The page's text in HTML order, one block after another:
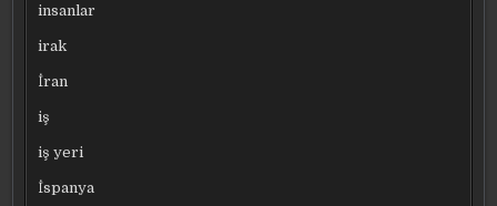
insanlar
irak
İran
iş
iş yeri
İspanya